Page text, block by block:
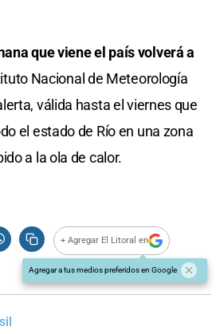
que viene el país volverá a
Nacional de Meteorología
válida hasta el viernes que
el estado de Río en una zona
a la ola de calor.
+ Agregar El Litoral en
Agregar a tus medios preferidos en Google